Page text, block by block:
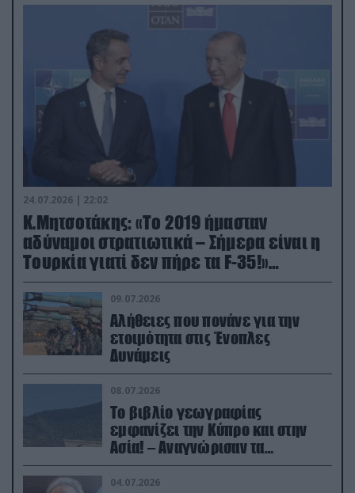
24.07.2026 | 22:02
Κ.Μητσοτάκης: «Το 2019 ήμασταν
αδύναμοι στρατιωτικά – Σήμερα είναι η
Τουρκία γιατί δεν πήρε τα F-35!»
(βίντεο)
09.07.2026
Αλήθειες που πονάνε για την
ετοιμότητα στις Ένοπλες
Δυνάμεις
08.07.2026
Το βιβλίο γεωγραφίας
εμφανίζει την Κύπρο και στην
Ασία! – Αναγνώρισαν τα
κατεχόμενα; (φωτο)
04.07.2026